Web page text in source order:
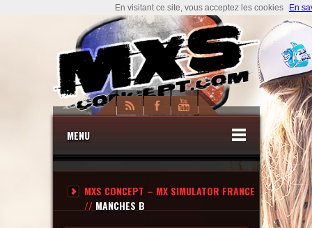
MENU
MXS CONCEPT – MX SIMULATOR FRANCE
// MANCHES B
En visitant ce site, vous acceptez les cookies En